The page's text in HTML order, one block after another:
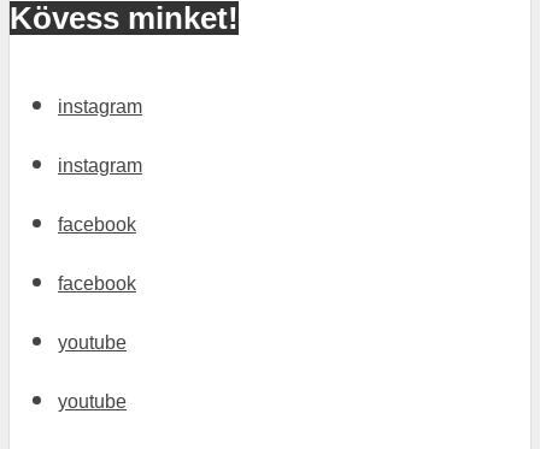
Kövess minket!
instagram
instagram
facebook
facebook
youtube
youtube